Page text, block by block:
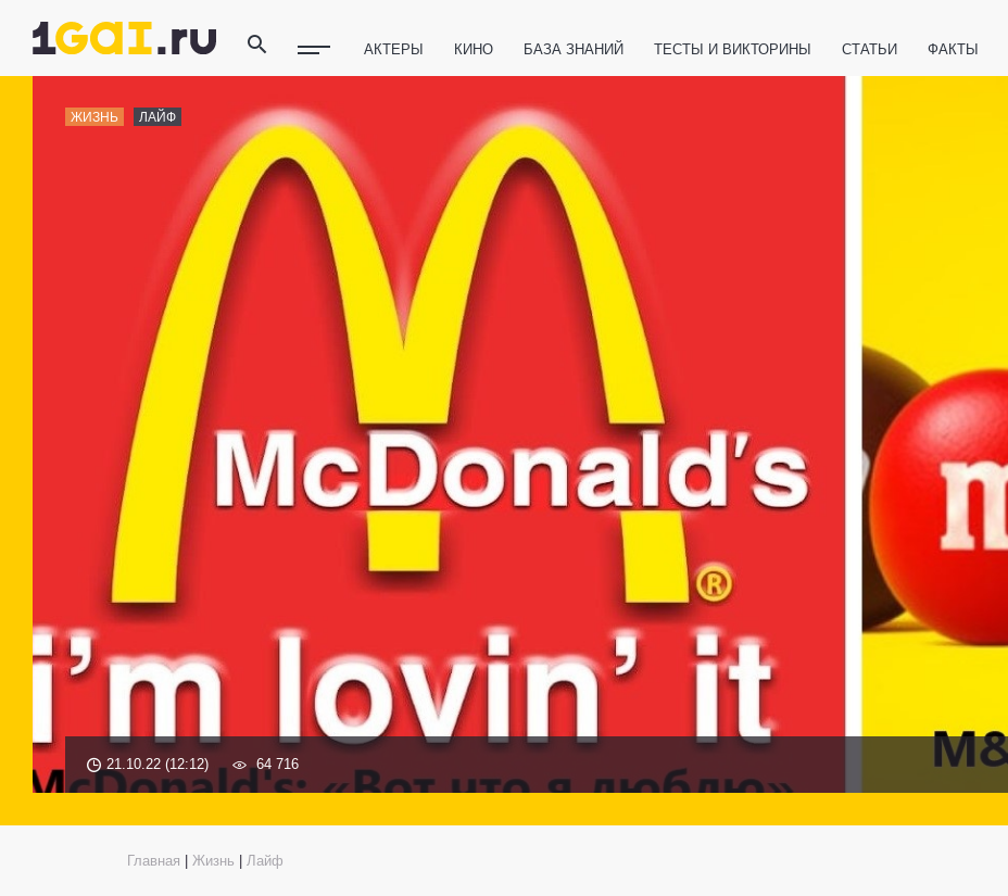
АКТЕРЫ КИНО БАЗА ЗНАНИЙ ТЕСТЫ И ВИКТОРИНЫ СТАТЬИ ФАКТЫ
ТЕХНОЛОГИИ
ЖИЗНЬ ЛАЙФ
21.10.22 (12:12) 64 716
Главная Жизнь Лайф